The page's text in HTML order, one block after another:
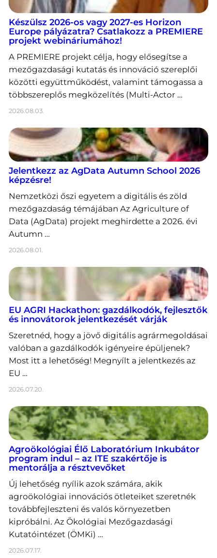
Készülsz 2026-os vagy 2027-es Horizon
Europe pályázatra? Csatlakozz a PREMIERE
projekt webináriumához!
A PREMIERE projekt célja, hogy elősegítse a
mezőgazdasági kutatás és innováció szereplői
közötti együttműködést, valamint támogassa a
többszereplős megközelítés (Multi-Actor …
2026.08.03.
Jelentkezz az AgData Autumn School 2026
képzésre!
Nemzetközi őszi egyetem a digitális és zöld
mezőgazdaság témájában Az Agriculture of
Data (AgData) projekt meghirdette a 2026. évi
Autumn …
2026.08.01.
EU AGRI Hackathon: gazdálkodók, fejlesztők
és innovátorok jelentkezését várják
Szeretnéd, hogy a jövő digitális agrármegoldásai
valóban a gazdálkodók igényeire épüljenek?
Most itt a lehetőség! Megnyílt a jelentkezés az
EU …
2026.07.20.
Agroökológiai Élő Laboratórium Inkubátor
program indul – az ITE szakértője is
mentorálja a résztvevőket
Új lehetőség nyílik azok számára, akik
agroökológiai innovációs ötleteiket szeretnék
továbbfejleszteni és valós környezetben
kipróbálni. Az Ökológiai Mezőgazdasági
Kutatóintézet (ÖMKi) …
2026.07.17.